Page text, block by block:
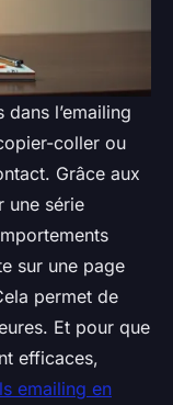
dans l’emailing
coller ou
Grâce aux
une série
sur une page
permet de
Et pour que
efficaces,
emailing en